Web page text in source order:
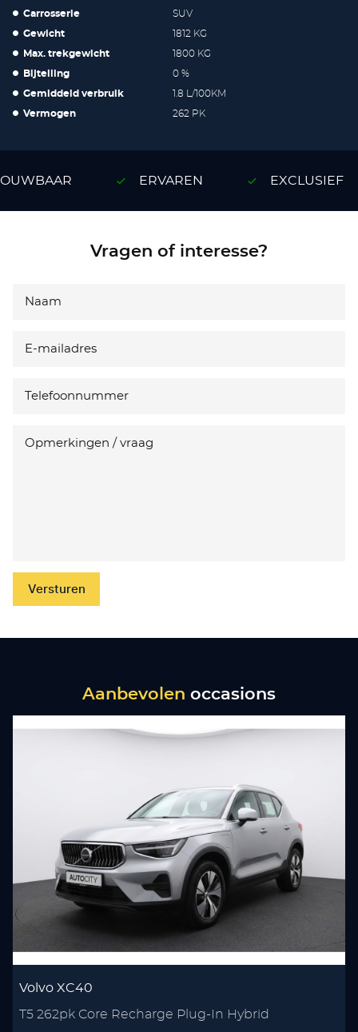
Carrosserie SUV
Gewicht 1812 KG
Max. trekgewicht 1800 KG
Bijtelling 0 %
Gemiddeld verbruik 1.8 L/100KM
Vermogen 262 PK
ERVAREN EXCLUSIEF
Vragen of interesse?
Versturen
Aanbevolen occasions
Volvo XC40
T5 262pk Core Recharge Plug-In Hybrid